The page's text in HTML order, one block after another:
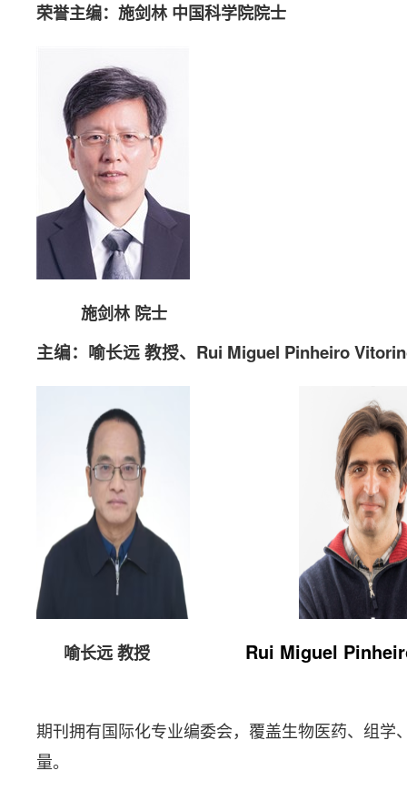
荣誉主编： 施剑林 中国科学院院士
施剑林 院士
主编：喻长远 教授、Rui Miguel Pinheiro
喻长远 教授 Rui Miguel
期刊拥有国际化专业编委会，覆盖生物医药、组
量。